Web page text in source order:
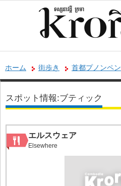
ホーム 街歩き 首都プノンペン
スポット情報:ブティック
エルスウェア
Elsewhere